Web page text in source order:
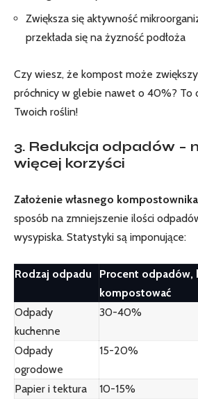
Zwiększa się aktywność
przekłada się na żyzność podłoża
Czy wiesz, że kompost może
próchnicy w glebie nawet o 40%? To
Twoich roślin!
3. Redukcja odpadów –
więcej korzyści
Założenie własnego kompostownika
sposób na zmniejszenie ilości
wysypiska. Statystyki są imponujące:
Rodzaj odpadu
Procent odpadów,
kompostować
Odpady
kuchenne
30-40%
Odpady
ogrodowe
15-20%
Papier i tektura 10-15%